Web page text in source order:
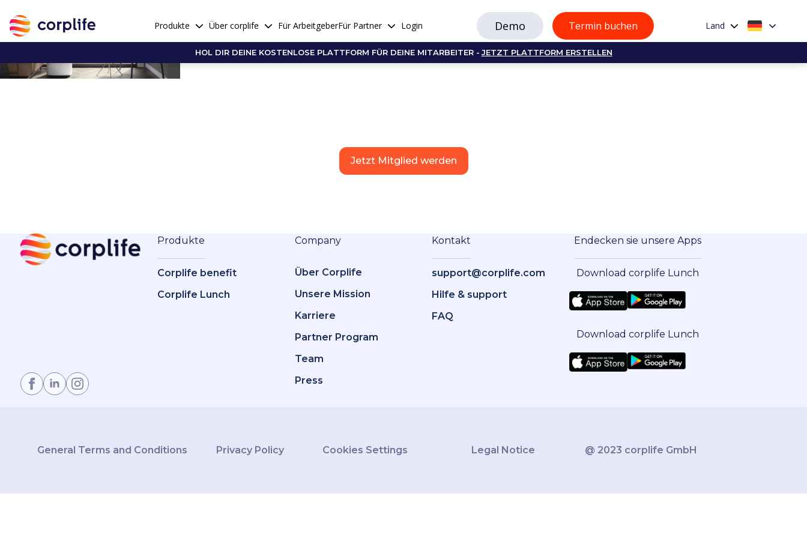
Produkte Über corplife Für ArbeitgeberFür Partner Login Demo Termin buchen Land
HOL DIR DEINE KOSTENLOSE PLATTFORM FÜR DEINE MITARBEITER - JETZT PLATTFORM ERSTELLEN
Jetzt Mitglied werden
Produkte
Corplife benefit
Corplife Lunch
Company
Über Corplife
Unsere Mission
Karriere
Partner Program
Team
Press
Kontakt
support@corplife.com
Hilfe & support
FAQ
Endecken sie unsere Apps
Download corplife Lunch
Download corplife Lunch
General Terms and Conditions Privacy Policy Cookies Settings Legal Notice @ 2023 corplife GmbH